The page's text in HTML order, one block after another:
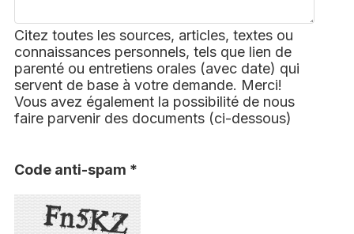
Citez toutes les sources, articles, textes ou
connaissances personnels, tels que lien de
parenté ou entretiens orales (avec date) qui
servent de base à votre demande. Merci!
Vous avez également la possibilité de nous
faire parvenir des documents (ci-dessous)
Code anti-spam *